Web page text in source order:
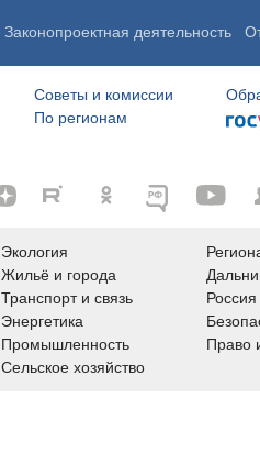
Законопроектная деятельность
Советы и комиссии
По регионам
Экология
Жильё и города
Транспорт и связь
Энергетика
Промышленность
Сельское хозяйство
Право